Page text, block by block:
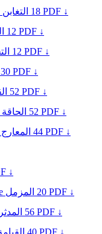
التغابن 18 PDF ↓
12 PDF ↓
12 PDF ↓
30 PDF ↓
52 PDF ↓
الحاقة 52 PDF ↓
المعارج 44 PDF ↓
↓
المزمل 20 PDF ↓
المدثر 56 PDF ↓
40 PDF ↓